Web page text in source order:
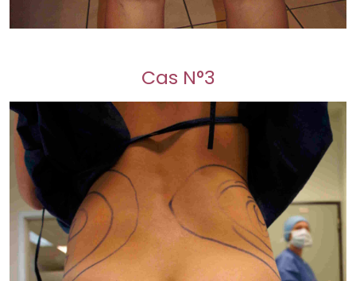
Cas N°3